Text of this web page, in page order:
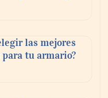
las mejores
para tu armario?